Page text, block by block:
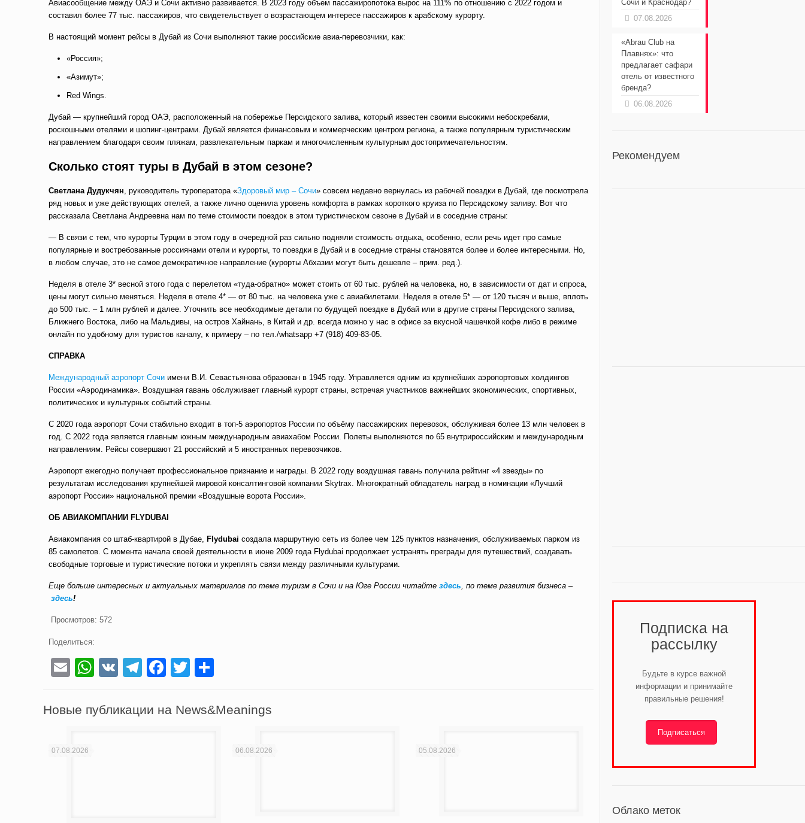
Авиасообщение между ОАЭ и Сочи активно развивается. В 2023 году объем пассажиропотока вырос на 111% по отношению с 2022 годом и
составил более 77 тыс. пассажиров, что свидетельствует о возрастающем интересе пассажиров к арабскому курорту.
В настоящий момент рейсы в Дубай из Сочи выполняют такие российские авиа-перевозчики, как:
«Россия»;
«Азимут»;
Red Wings.
Дубай — крупнейший город ОАЭ, расположенный на побережье Персидского залива, который известен своими высокими небоскребами,
роскошными отелями и шопинг-центрами. Дубай является финансовым и коммерческим центром региона, а также популярным туристическим
направлением благодаря своим пляжам, развлекательным паркам и многочисленным культурным достопримечательностям.
Сколько стоят туры в Дубай в этом сезоне?
Светлана Дудукчян , руководитель туроператора «Здоровый мир – Сочи» совсем недавно вернулась из рабочей поездки в Дубай, где посмотрела
ряд новых и уже действующих отелей, а также лично оценила уровень комфорта в рамках короткого круиза по Персидскому заливу. Вот что
рассказала Светлана Андреевна нам по теме стоимости поездок в этом туристическом сезоне в Дубай и в соседние страны:
— В связи с тем, что курорты Турции в этом году в очередной раз сильно подняли стоимость отдыха, особенно, если речь идет про самые
популярные и востребованные россиянами отели и курорты, то поездки в Дубай и в соседние страны становятся более и более интересными. Но,
в любом случае, это не самое демократичное направление (курорты Абхазии могут быть дешевле – прим. ред.).
Неделя в отеле 3* весной этого года с перелетом «туда-обратно» может стоить от 60 тыс. рублей на человека, но, в зависимости от дат и спроса,
цены могут сильно меняться. Неделя в отеле 4* — от 80 тыс. на человека уже с авиабилетами. Неделя в отеле 5* — от 120 тысяч и выше, вплоть
до 500 тыс. – 1 млн рублей и далее. Уточнить все необходимые детали по будущей поездке в Дубай или в другие страны Персидского залива,
Ближнего Востока, либо на Мальдивы, на остров Хайнань, в Китай и др. всегда можно у нас в офисе за вкусной чашечкой кофе либо в режиме
онлайн по удобному для туристов каналу, к примеру – по тел./whatsapp+7 (918) 409-83-05
СПРАВКА
Международный аэропорт Сочи имени В.И. Севастьянова образован в 1945 году. Управляется одним из крупнейших аэропортовых холдингов
России «Аэродинамика». Воздушная гавань обслуживает главный курорт страны, встречая участников важнейших экономических, спортивных,
политических и культурных событий страны.
С 2020 года аэропорт Сочи стабильно входит в топ-5 аэропортов России по объёму пассажирских перевозок, обслуживая более 13 млн человек в
год. С 2022 года является главным южным международным авиахабом России. Полеты выполняются по 65 внутрироссийским и международным
направлениям. Рейсы совершают 21 российский и 5 иностранных перевозчиков.
Аэропорт ежегодно получает профессиональное признание и награды. В 2022 году воздушная гавань получила рейтинг «4 звезды» по
результатам исследования крупнейшей мировой консалтинговой компании Skytrax. Многократный обладатель наград в номинации «Лучший
аэропорт России» национальной премии «Воздушные ворота России».
ОБ АВИАКОМПАНИИ FLYDUBAI
Авиакомпания со штаб-квартирой в Дубае,Flydubai создала маршрутную сеть из более чем 125 пунктов назначения, обслуживаемых парком из
85 самолетов. С момента начала своей деятельности в июне 2009 года Flydubai продолжает устранять преграды для путешествий, создавать
свободные торговые и туристические потоки и укреплять связи между различными культурами.
Еще больше интересных и актуальных материалов по теме туризм в Сочи и на Юге России читайтездесь , по теме развития бизнеса –
здесь!
Просмотров: 572
Поделиться:
EmailWhatsApp
VK Telegram
Facebook
Twitter
Новые публикации на News&Meanings
07.08.2026 06.08.2026 05.08.2026
Сочи и Краснодар?
07.08.2026
«Abrau Club на
Плавнях»: что
предлагает сафари
отель от известного
бренда?
06.08.2026
Рекомендуем
Подписка на
рассылку
Будьте в курсе важной
информации и принимайте
правильные решения!
Подписаться
Облако меток